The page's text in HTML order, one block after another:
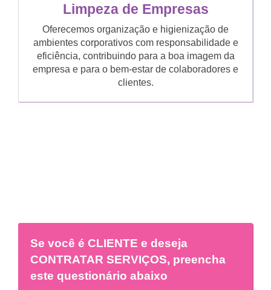
Limpeza de Empresas
Oferecemos organização e higienização de
ambientes corporativos com responsabilidade e
eficiência, contribuindo para a boa imagem da
empresa e para o bem-estar de colaboradores e
clientes.
Se você é CLIENTE e deseja
CONTRATAR SERVIÇOS, preencha
este questionário abaixo